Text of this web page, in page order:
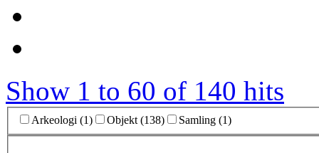
Show 1 to 60 of 140 hits
Arkeologi (1) Objekt (138) Samling (1)